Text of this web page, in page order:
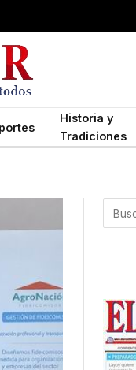
Historia y
Tradiciones